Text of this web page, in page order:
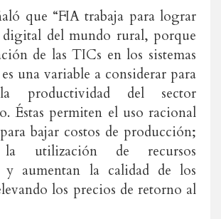
que “FIA trabaja para lograr
del mundo rural, porque
de las TICs en los sistemas
una variable a considerar para
productividad del sector
Éstas permiten el uso racional
bajar costos de producción;
la utilización de recursos
y aumentan la calidad de los
los precios de retorno al